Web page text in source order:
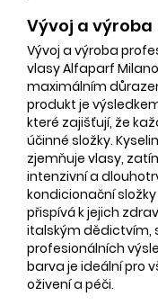
Vývoj a výroba
Vývoj a výroba
vlasy Alfaparf
maximálním
produkt je
které zajišťují, že
účinné složky.
zjemňuje vlasy,
intenzivní a
kondicionační
přispívá k jejich
italským dědictvím,
profesionálních
barva je ideální pro
oživení a péči.